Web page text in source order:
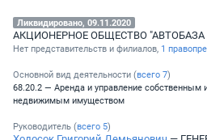
Ликвидировано, 09.11.2020
АКЦИОНЕРНОЕ ОБЩЕСТВО "АВТОБАЗА
Нет представительств и филиалов, 1
Основной вид деятельности (всего 7)
68.20.2 — Аренда и управление
недвижимым имуществом
Руководитель (всего 5)